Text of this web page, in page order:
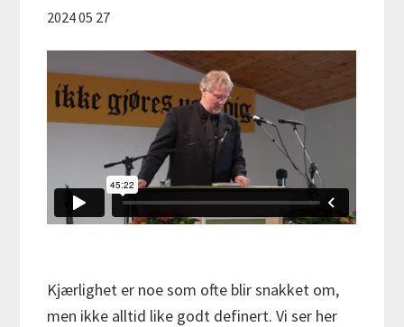
2024 05 27
Kjærlighet er noe som ofte blir snakket om,
men ikke alltid like godt definert. Vi ser her